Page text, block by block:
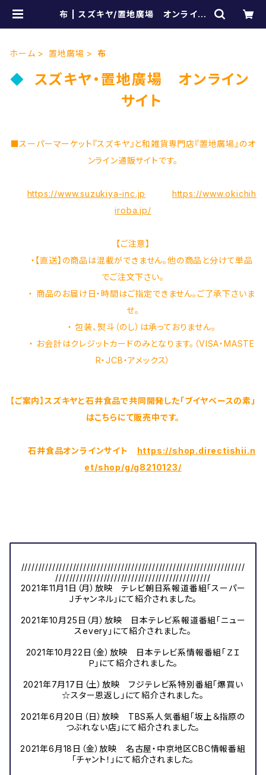
布 | スズキヤ/置地廣場 オンライン
ホーム 置地廣場 布
スズキヤ・置地廣場 オンライン
サイト
■スーパーマーケット『スズキヤ』と和雑貨専門店『置地廣場』のオ
ンライン通販サイトです。
https://www.suzukiya-inc.jp
https://www.okichih
iroba.jp/
【ご注意】
・【直送】の商品は混載ができません。他の商品と分けて単品
でご注文下さい。
・ 商品のお届け日・時間はご指定できません。ご了承下さいま
せ。
・ 包装、熨斗（のし）は承っておりません。
・ お会計はクレジットカードのみとなります。（VISA・MASTE
R・JCB・アメックス）
【ご案内】スズキヤと石井食品で共同開発した「ブイヤベースの素」
はこちらにて販売中です。
石井食品オンラインサイト https://shop.directishii.n
et/shop/g/g8210123/
/////////////////////////////////////////////////////////////////
/////////////////////////////////////////////
2021年11月1日（月）放映 テレビ朝日系報道番組「スーパー
Ｊチャンネル」にて紹介されました。
2021年10月25日（月）放映 日本テレビ系報道番組「ニュー
スevery」にて紹介されました。
2021年10月22日（金）放映 日本テレビ系情報番組「ＺＩ
Ｐ」にて紹介されました。
2021年7月17日（土）放映 フジテレビ系特別番組「爆買い
☆スター恩返し」にて紹介されました。
2021年6月20日（日）放映 TBS系人気番組「坂上＆指原の
つぶれない店」にて紹介されました。
2021年6月18日（金）放映 名古屋・中京地区CBC情報番組
「チャント！」にて紹介されました。